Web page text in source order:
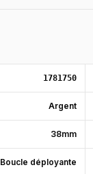
1781750
Argent
38mm
Boucle déployante